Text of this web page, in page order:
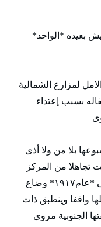
بعيده *الواحد*
لمزارع الشمالية
بسبب إعتداء
بلا من ولا أذى
تجاهلا من المركز
ماتت مشروعاتها التى اسسها الانجليز فى *عام١٩١٧* وضاع
واقفا وينطبق ذات
الجنوبية مروى